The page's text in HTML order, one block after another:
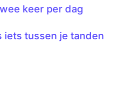
keer per dag
iets tussen je tanden